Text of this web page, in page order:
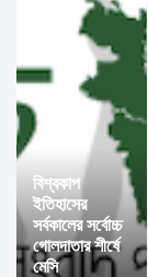
বিশ্বকাপ
ইতিহাসের
সর্বকালের সর্বোচ্চ
গোলদাতার শীর্ষে
মেসি